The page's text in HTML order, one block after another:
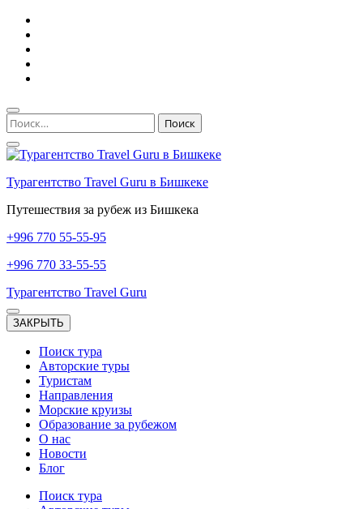
Перейти
содержимому
(нажмите
Enter)
Найти:
Турагентство Travel Guru в Бишкеке
Путешествия за рубеж из Бишкека
+996 770 55-55-95
+996 770 33-55-55
Турагентство Travel Guru
ЗАКРЫТЬ
Поиск тура
Авторские туры
Туристам
Направления
Морские круизы
Образование за рубежом
О нас
Новости
Блог
Поиск тура